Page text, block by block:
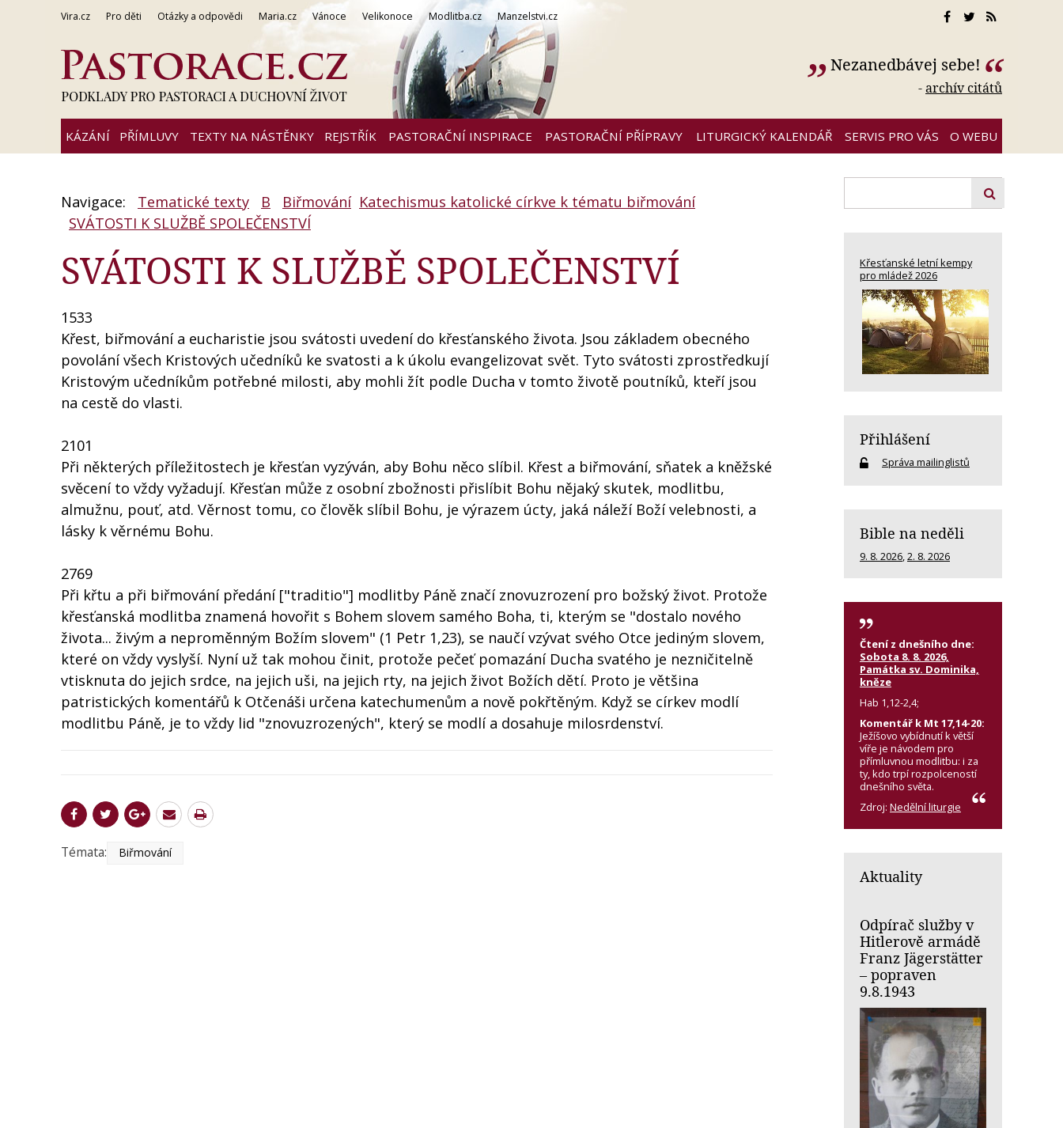
Vira.cz Pro děti Otázky a odpovědi Maria.cz Vánoce Velikonoce Modlitba.cz Manzelstvi.cz
Nezanedbávej sebe!
-archív citátů
KÁZÁNÍ PŘÍMLUVY TEXTY NA NÁSTĚNKY REJSTŘÍK PASTORAČNÍ INSPIRACE PASTORAČNÍ PŘÍPRAVY LITURGICKÝ KALENDÁŘ SERVIS PRO VÁS O WEBU
Navigace: Tematické texty B Biřmování Katechismus katolické církve k tématu biřmování
SVÁTOSTI K SLUŽBĚ SPOLEČENSTVÍ
SVÁTOSTI K SLUŽBĚ SPOLEČENSTVÍ
1533
Křest, biřmování a eucharistie jsou svátosti uvedení do křesťanského života. Jsou základem obecného
povolání všech Kristových učedníků ke svatosti a k úkolu evangelizovat svět. Tyto svátosti zprostředkují
Kristovým učedníkům potřebné milosti, aby mohli žít podle Ducha v tomto životě poutníků, kteří jsou
na cestě do vlasti.
2101
Při některých příležitostech je křesťan vyzýván, aby Bohu něco slíbil. Křest a biřmování, sňatek a kněžské
svěcení to vždy vyžadují. Křesťan může z osobní zbožnosti přislíbit Bohu nějaký skutek, modlitbu,
almužnu, pouť, atd. Věrnost tomu, co člověk slíbil Bohu, je výrazem úcty, jaká náleží Boží velebnosti, a
lásky k věrnému Bohu.
2769
Při křtu a při biřmování předání ["traditio"] modlitby Páně značí znovuzrození pro božský život. Protože
křesťanská modlitba znamená hovořit s Bohem slovem samého Boha, ti, kterým se "dostalo nového
života... živým a neproměnným Božím slovem" (1 Petr 1,23), se naučí vzývat svého Otce jediným slovem,
které on vždy vyslyší. Nyní už tak mohou činit, protože pečeť pomazání Ducha svatého je nezničitelně
vtisknuta do jejich srdce, na jejich uši, na jejich rty, na jejich život Božích dětí. Proto je většina
patristických komentářů k Otčenáši určena katechumenům a nově pokřtěným. Když se církev modlí
modlitbu Páně, je to vždy lid "znovuzrozených", který se modlí a dosahuje milosrdenství.
Témata: Biřmování
Křesťanské letní kempy
pro mládež 2026
Přihlášení
Správa mailinglistů
Bible na neděli
9. 8. 2026 2. 8. 2026
Čtení z dnešního dne:
Sobota 8. 8. 2026,
Památka sv. Dominika,
kněze
Hab 1,12-2,4;
Komentář k Mt 17,14-20:
Ježíšovo vybídnutí k větší
víře je návodem pro
přímluvnou modlitbu: i za
ty, kdo trpí rozpolceností
dnešního světa.
Zdroj: Nedělní liturgie
Aktuality
Odpírač služby v
Hitlerově armádě
Franz Jägerstätter
– popraven
9.8.1943